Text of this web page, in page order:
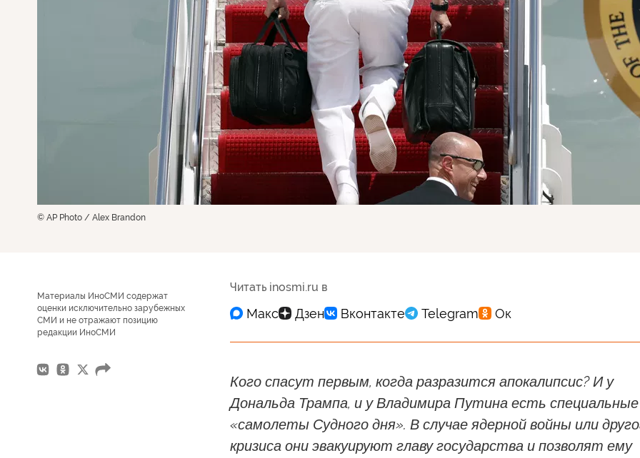
© AP Photo / Alex Brandon
Материалы ИноСМИ содержат
оценки исключительно зарубежных
СМИ и не отражают позицию
редакции ИноСМИ
Читать inosmi.ru в
Кого спасут первым, когда разразится апокалипсис? И у
Дональда Трампа, и у Владимира Путина есть специальные
«самолеты Судного дня». В случае ядерной войны или
кризиса они эвакуируют главу государства и позволят ему